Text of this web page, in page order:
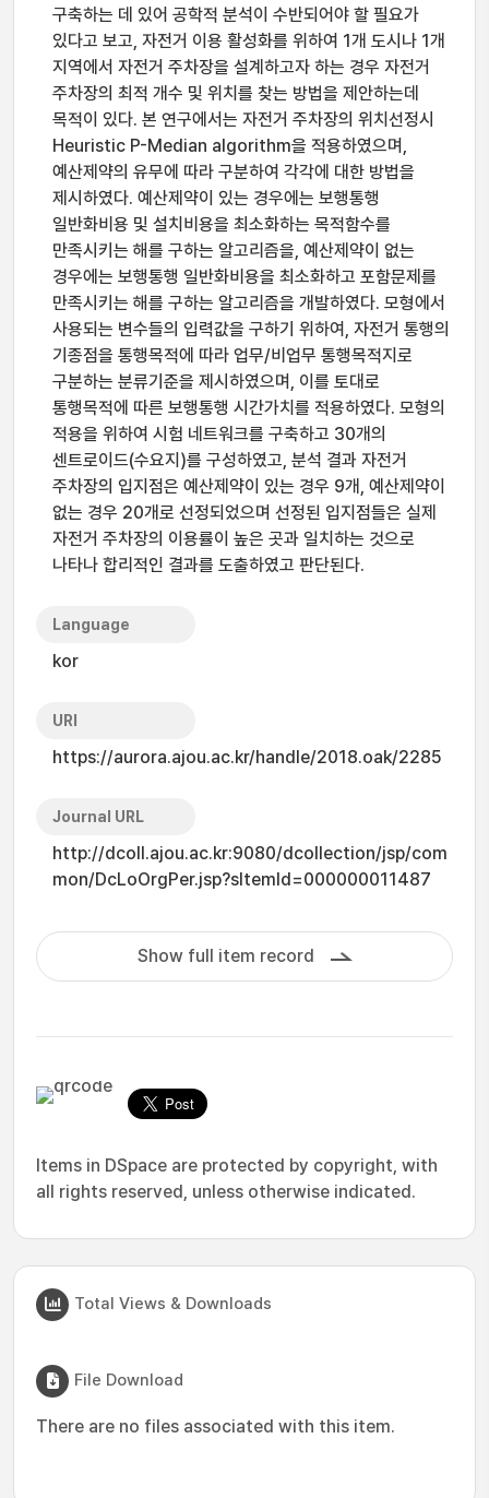
구축하는 데 있어 공학적 분석이 수반되어야 할 필요가
있다고 보고, 자전거 이용 활성화를 위하여 1개 도시나 1개
지역에서 자전거 주차장을 설계하고자 하는 경우 자전거
주차장의 최적 개수 및 위치를 찾는 방법을 제안하는데
목적이 있다. 본 연구에서는 자전거 주차장의 위치선정시
Heuristic P-Median algorithm을 적용하였으며,
예산제약의 유무에 따라 구분하여 각각에 대한 방법을
제시하였다. 예산제약이 있는 경우에는 보행통행
일반화비용 및 설치비용을 최소화하는 목적함수를
만족시키는 해를 구하는 알고리즘을, 예산제약이 없는
경우에는 보행통행 일반화비용을 최소화하고 포함문제를
만족시키는 해를 구하는 알고리즘을 개발하였다. 모형에서
사용되는 변수들의 입력값을 구하기 위하여, 자전거 통행의
기종점을 통행목적에 따라 업무/비업무 통행목적지로
구분하는 분류기준을 제시하였으며, 이를 토대로
통행목적에 따른 보행통행 시간가치를 적용하였다. 모형의
적용을 위하여 시험 네트워크를 구축하고 30개의
센트로이드(수요지)를 구성하였고, 분석 결과 자전거
주차장의 입지점은 예산제약이 있는 경우 9개, 예산제약이
없는 경우 20개로 선정되었으며 선정된 입지점들은 실제
자전거 주차장의 이용률이 높은 곳과 일치하는 것으로
나타나 합리적인 결과를 도출하였고 판단된다.
Language
kor
URI
https://aurora.ajou.ac.kr/handle/2018.oak/2285
Journal URL
http://dcoll.ajou.ac.kr:9080/dcollection/jsp/com
mon/DcLoOrgPer.jsp?sItemId=000000011487
Show full item record
Items in DSpace are protected by copyright, with
all rights reserved, unless otherwise indicated.
Total Views & Downloads
File Download
There are no files associated with this item.